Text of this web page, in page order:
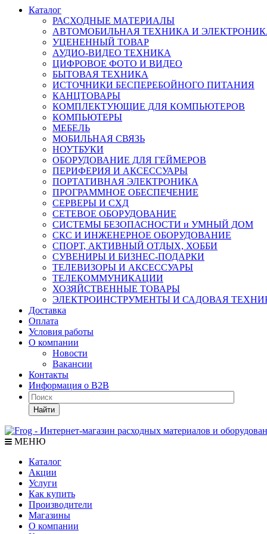
Каталог
РАСХОДНЫЕ МАТЕРИАЛЫ
АВТОМОБИЛЬНАЯ ТЕХНИКА И
УЦЕНЕННЫЙ ТОВАР
АУДИО-ВИДЕО ТЕХНИКА
ЦИФРОВОЕ ФОТО И ВИДЕО
БЫТОВАЯ ТЕХНИКА
ИСТОЧНИКИ БЕСПЕРЕБОЙНОГО ПИТАНИЯ
КАНЦТОВАРЫ
КОМПЛЕКТУЮЩИЕ ДЛЯ КОМПЬЮТЕРОВ
КОМПЬЮТЕРЫ
МЕБЕЛЬ
МОБИЛЬНАЯ СВЯЗЬ
НОУТБУКИ
ОБОРУДОВАНИЕ ДЛЯ ГЕЙМЕРОВ
ПЕРИФЕРИЯ И АКСЕССУАРЫ
ПОРТАТИВНАЯ ЭЛЕКТРОНИКА
ПРОГРАММНОЕ ОБЕСПЕЧЕНИЕ
СЕРВЕРЫ И СХД
СЕТЕВОЕ ОБОРУДОВАНИЕ
СИСТЕМЫ БЕЗОПАСНОСТИ и УМНЫЙ ДОМ
СКС И ИНЖЕНЕРНОЕ ОБОРУДОВАНИЕ
СПОРТ, АКТИВНЫЙ ОТДЫХ, ХОББИ
СУВЕНИРЫ И БИЗНЕС-ПОДАРКИ
ТЕЛЕВИЗОРЫ И АКСЕССУАРЫ
ТЕЛЕКОММУНИКАЦИИ
ХОЗЯЙСТВЕННЫЕ ТОВАРЫ
ЭЛЕКТРОИНСТРУМЕНТЫ И САДОВАЯ
Доставка
Оплата
Условия работы
О компании
Новости
Вакансии
Контакты
Информация о B2B
Найти
МЕНЮ
Каталог
Акции
Услуги
Как купить
Производители
Магазины
О компании